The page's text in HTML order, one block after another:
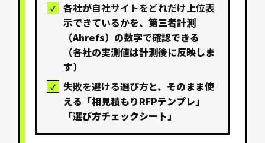
各社が自社サイトをどれだけ上位表
示できているかを、第三者計測
（Ahrefs）の数字で確認できる
（各社の実測値は計測後に反映しま
す）
失敗を避ける選び方と、そのまま使
える「相見積もりRFPテンプレ」
「選び方チェックシート」